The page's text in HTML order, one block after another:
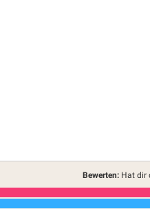
Bewerten: Hat dir